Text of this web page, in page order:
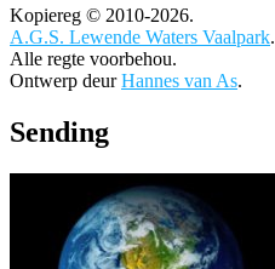
Kopiereg © 2010-2026.
A.G.S. Lewende Waters Vaalpark.
Alle regte voorbehou.
Ontwerp deurHannes van As.
Sending